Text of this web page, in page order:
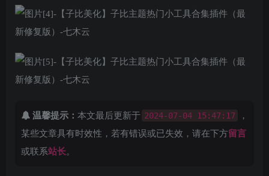
温馨提示： 本文最后更新于 2024-07-04 15:47:17
，
某些文章具有时效性，若有错误或已失效，请在下方留言
或联系站长。